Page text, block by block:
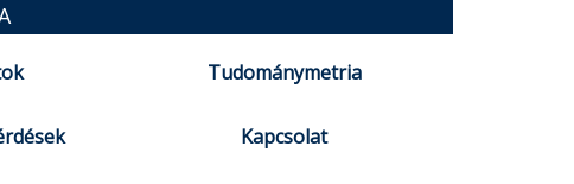
Tudománymetria
Kapcsolat